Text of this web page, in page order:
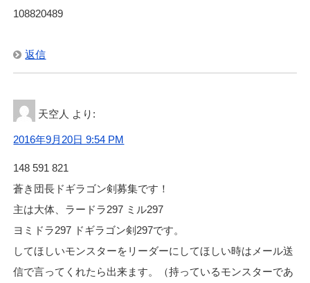
108820489
返信
天空人 より:
2016年9月20日 9:54 PM
148 591 821
蒼き団長ドギラゴン剣募集です！
主は大体、ラードラ297 ミル297
ヨミドラ297 ドギラゴン剣297です。
してほしいモンスターをリーダーにしてほしい時はメール送
信で言ってくれたら出来ます。（持っているモンスターであ